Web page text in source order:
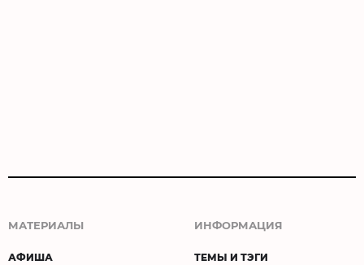
МАТЕРИАЛЫ
АФИША
ИНФОРМАЦИЯ
ТЕМЫ И ТЭГИ